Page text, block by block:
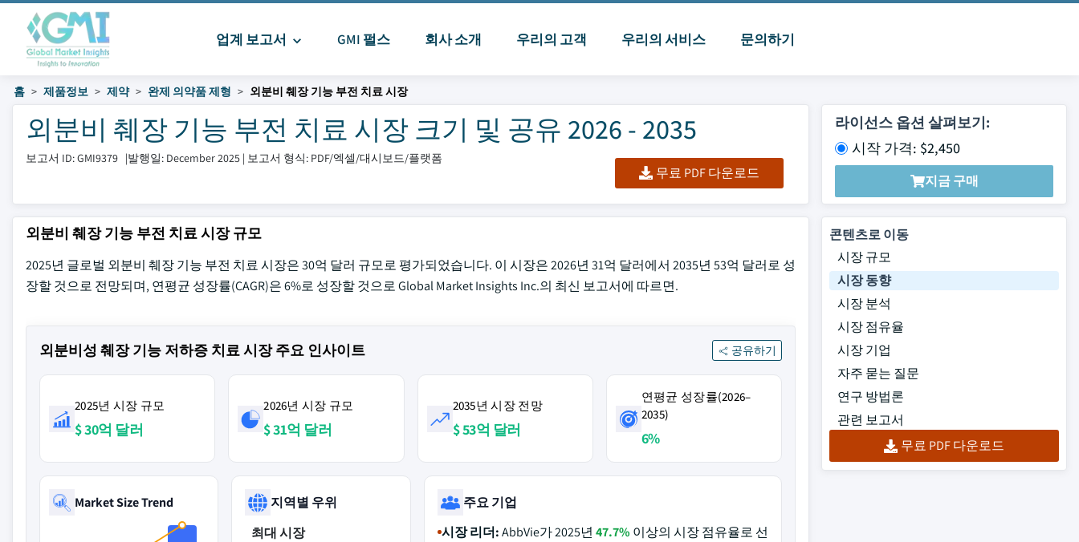
업계 보고서 GMI 펄스 회사 소개 우리의 고객 우리의 서비스 문의하기
홈 제품정보 제약 완제 의약품 제형 외분비 췌장 기능 부전 치료 시장
외분비 췌장 기능 부전 치료 시장 크기 및 공유 2026 - 2035
보고서 ID: GMI9379 |발행일: December 2025 | 보고서 형식: PDF/엑셀/대시보드/플랫폼
무료 PDF 다운로드
라이선스 옵션 살펴보기:
시작 가격: $2,450
지금 구매
외분비 췌장 기능 부전 치료 시장 규모
2025년 글로벌 외분비 췌장 기능 부전 치료 시장은 30억 달러 규모로 평가되었습니다. 이 시장은 2026년 31억 달러에서 2035년 53억 달러로 성
장할 것으로 전망되며, 연평균 성장률(CAGR)은 6%로 성장할 것으로 Global Market Insights Inc.의 최신 보고서에 따르면.
외분비성 췌장 기능 저하증 치료 시장 주요 인사이트 공유하기
2025년 시장 규모
$ 30억 달러
2026년 시장 규모
$ 31억 달러
2035년 시장 전망
$ 53억 달러
연평균 성장률(2026–
2035)
6%
Market Size Trend
지역별 우위
최대 시장
주요 기업
시장 리더:AbbVie가 2025년 47.7% 이상의 시장 점유율로 선
콘텐츠로 이동
시장 규모
시장 동향
시장 분석
시장 점유율
시장 기업
자주 묻는 질문
연구 방법론
관련 보고서
무료 PDF 다운로드